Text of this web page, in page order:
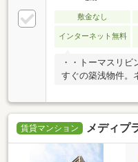
敷金なし
インターネット無料
・・トーマスリ
すぐの築浅物件。
賃貸マンション メディプ